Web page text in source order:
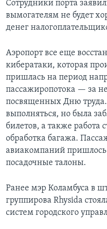
Сотрудники порта
вымогателям не будет
денег
Аэропорт все еще
кибератаки, которая
пришлась на период
пассажиропотока — за
посвященных Дню
выполняться, но была
билетов, а также работа
обработка багажа.
авиакомпаний
посадочные талоны.
Ранее мэр Коламбуса в
группирова Rhysida
систем городского